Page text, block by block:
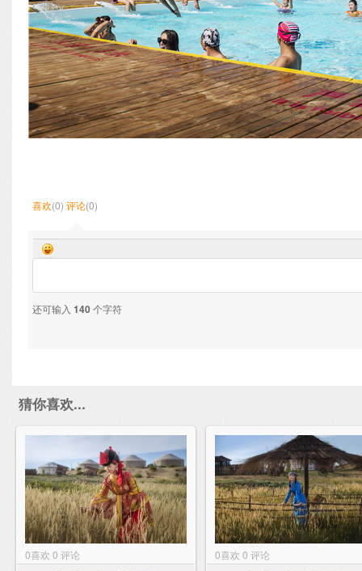
喜欢(0) 评论(0)
还可输入 140个字符
猜你喜欢...
0喜欢 0 评论
0喜欢 0 评论